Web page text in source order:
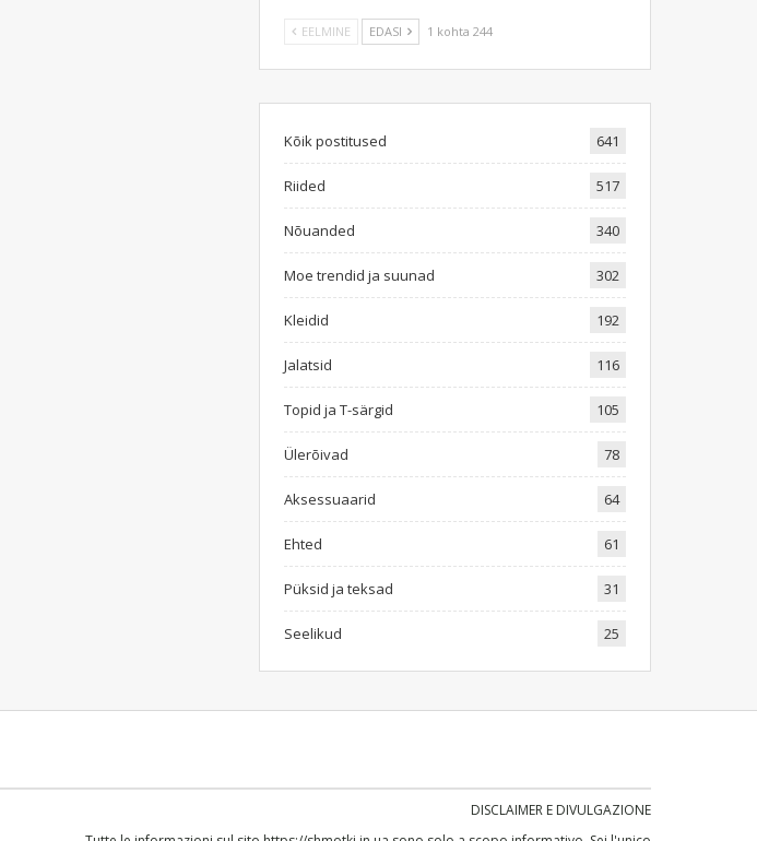
EELMINE EDASI 1 kohta 244
Kõik postitused 641
Riided 517
Nõuanded 340
Moe trendid ja suunad 302
Kleidid 192
Jalatsid 116
Topid ja T-särgid 105
Ülerõivad 78
Aksessuaarid 64
Ehted 61
Püksid ja teksad 31
Seelikud 25
DISCLAIMER E DIVULGAZIONE